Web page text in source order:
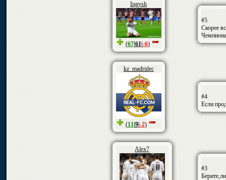
Ingysh
(67| 61| -6)
#5
Скорее
kz_madridec
(11| 9| -2)
#4
Если
Alex7
#3